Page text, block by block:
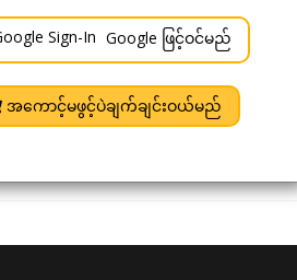
Google ဖြင့်ဝင်မည်
အကောင့်မဖွင့်ပဲချက်ချင်းဝယ်မည်